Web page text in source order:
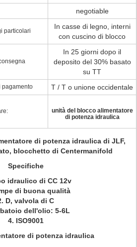
negotiable
particolari
In casse di legno, interni
con cuscino di blocco
In 25 giorni dopo il
deposito del 30% basato
su TT
pagamento T / T o unione occidentale
unità del blocco alimentatore
di potenza idraulica
di potenza idraulica di JLF,
blocchetto di Centermanifold
Specifiche
idraulico di CC 12v
di buona qualità
D, valvola di C
dell'olio: 5-6L
4. ISO9001
di potenza idraulica